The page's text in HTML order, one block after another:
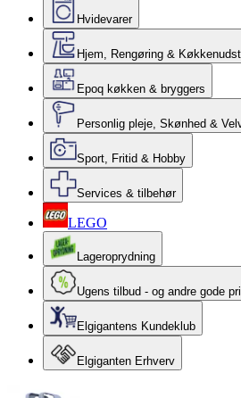
Hvidevarer
Hjem, Rengøring &
Epoq køkken & bryggers
Personlig pleje, Skønhed &
Sport, Fritid & Hobby
Services & tilbehør
LEGO
Lageroprydning
Ugens tilbud - og andre gode
Elgigantens Kundeklub
Elgiganten Erhverv